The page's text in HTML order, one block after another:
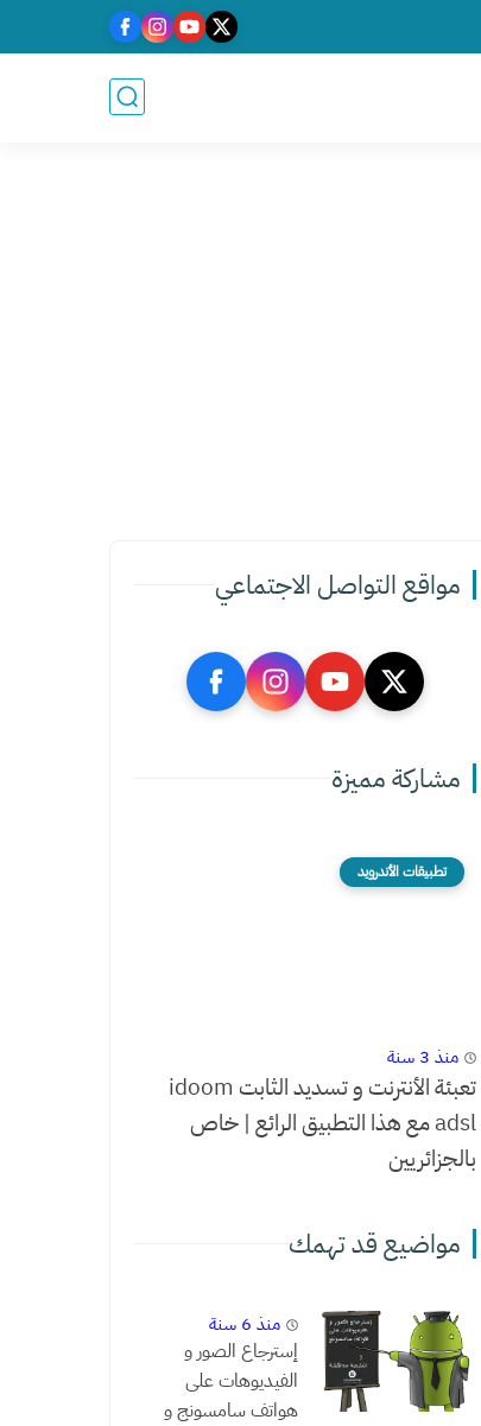
مواقع التواصل الاجتماعي
مشاركة مميزة
تطبيقات الأندرويد
منذ 3 سنة
تعبئة الأنترنت و تسديد الثابت idoom
adsl مع هذا التطبيق الرائع | خاص
بالجزائريين
مواضيع قد تهمك
منذ 6 سنة
إسترجاع الصور و
الفيديوهات على
هواتف سامسونج و